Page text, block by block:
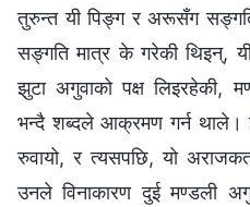
तुरुन्त यी पिङ्ग र अरूसँग
सङ्गति मात्र के गरेकी थिइन्,
झुटा अगुवाको पक्ष लिइरहेकी,
भन्दै शब्दले आक्रमण गर्न थाले।
रुवायो, र त्यसपछि, यो
उनले विनाकारण दुई मण्डली